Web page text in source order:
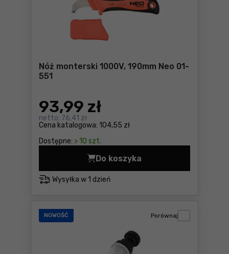
Nóż monterski 1000V, 190mm Neo 01-
551
Cena katalogowa: 104,55 zł
93,99 zł
netto: 76,41 zł
Dostępne: > 10 szt.
Wysyłka w 1 dzień
Do koszyka
Nóż monterski 1000V,
NOWOŚĆ Porównaj